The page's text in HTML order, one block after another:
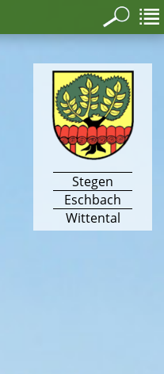
Stegen
Eschbach
Wittental